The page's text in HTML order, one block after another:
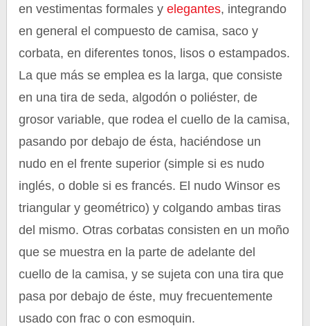
en vestimentas formales yelegantes, integrando
en general el compuesto de camisa, saco y
corbata, en diferentes tonos, lisos o estampados.
La que más se emplea es la larga, que consiste
en una tira de seda, algodón o poliéster, de
grosor variable, que rodea el cuello de la camisa,
pasando por debajo de ésta, haciéndose un
nudo en el frente superior (simple si es nudo
inglés, o doble si es francés. El nudo Winsor es
triangular y geométrico) y colgando ambas tiras
del mismo. Otras corbatas consisten en un moño
que se muestra en la parte de adelante del
cuello de la camisa, y se sujeta con una tira que
pasa por debajo de éste, muy frecuentemente
usado con frac o con esmoquin.